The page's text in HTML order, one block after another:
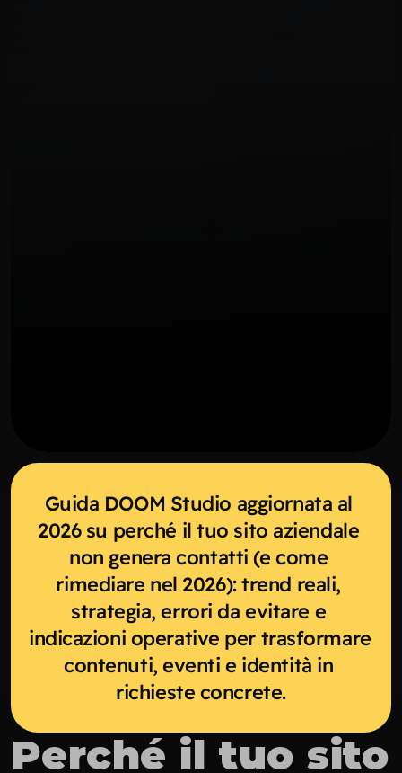
Guida DOOM Studio aggiornata al
2026 su perché il tuo sito aziendale
non genera contatti (e come
rimediare nel 2026): trend reali,
strategia, errori da evitare e
indicazioni operative per trasformare
contenuti, eventi e identità in
richieste concrete.
Perché il tuo sito